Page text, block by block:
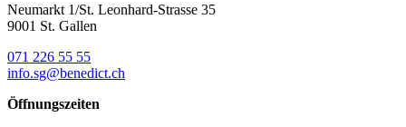
Neumarkt 1/St. Leonhard-Strasse 35
9001 St. Gallen
071 226 55 55
info.sg@benedict.ch
Öffnungszeiten